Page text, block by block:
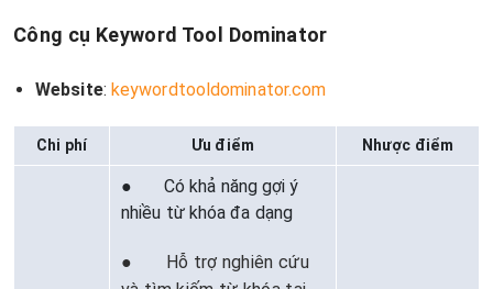
Công cụ Keyword Tool Dominator
Website: keywordtooldominator.com
Chi phí Ưu điểm Nhược điểm
● Có khả năng gợi ý
nhiều từ khóa đa dạng
● Hỗ trợ nghiên cứu